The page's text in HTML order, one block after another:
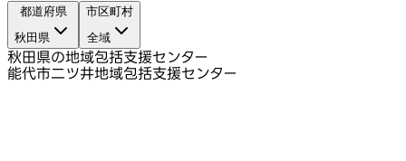
都道府県
秋田県
市区町村
全域
秋田県の地域包括支援センター
能代市二ツ井地域包括支援センター